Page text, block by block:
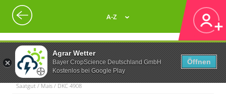
Agrar Wetter
Bayer CropScience Deutschland GmbH
Kostenlos bei Google Play
Öffnen
A-Z
Saatgut / Mais / DKC 4908